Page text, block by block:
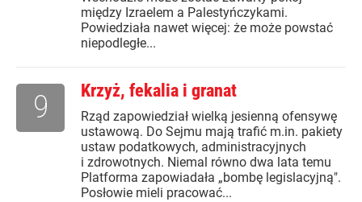
między Izraelem a Palestyńczykami.
Powiedziała nawet więcej: że może powstać
niepodległe...
Krzyż, fekalia i granat
Rząd zapowiedział wielką jesienną ofensywę
ustawową. Do Sejmu mają trafić m.in. pakiety
ustaw podatkowych, administracyjnych
i zdrowotnych. Niemal równo dwa lata temu
Platforma zapowiadała „bombę legislacyjną".
Posłowie mieli pracować...
9